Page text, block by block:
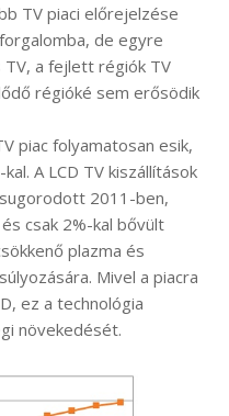
TV piaci előrejelzése
de egyre
a fejlett régiók TV
régióké sem erősödik
piac folyamatosan esik,
A LCD TV kiszállítások
2011-ben,
csak 2%-kal bővült
plazma és
Mivel a piacra
ez a technológia
növekedését.